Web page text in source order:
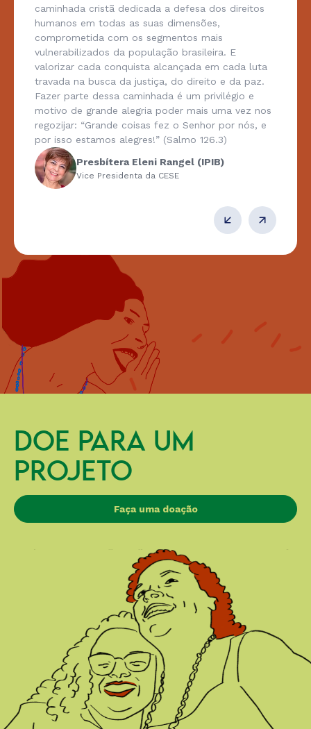
caminhada cristã dedicada a defesa dos direitos
humanos em todas as suas dimensões,
comprometida com os segmentos mais
vulnerabilizados da população brasileira. E
valorizar cada conquista alcançada em cada luta
travada na busca da justiça, do direito e da paz.
Fazer parte dessa caminhada é um privilégio e
motivo de grande alegria poder mais uma vez nos
regozijar: “Grande coisas fez o Senhor por nós, e
por isso estamos alegres!” (Salmo 126.3)
Presbítera Eleni Rangel (IPIB)
Vice Presidenta da CESE
DOE PARA UM
PROJETO
Faça uma doação